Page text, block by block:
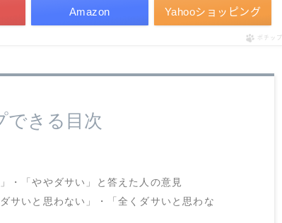
Amazon Yahooショッピング
ポチップ
できる目次
・「ややダサい」と答えた人の意見
サいと思わない」・「全くダサいと思わな